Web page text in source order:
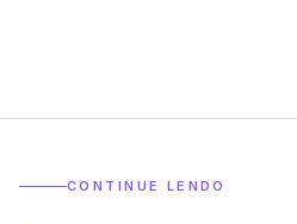
CONTINUE LENDO